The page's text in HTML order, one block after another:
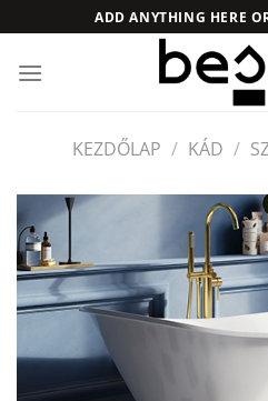
to
content
ADD ANYTHING HERE
KEZDŐLAP / KÁD /